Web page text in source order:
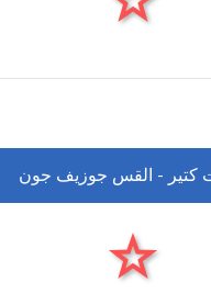
كتير - القس جوزيف جون